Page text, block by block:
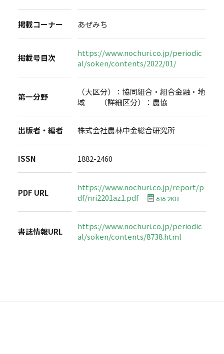
掲載コーナー あぜみち
掲載号目次
https://www.nochuri.co.jp/periodic
al/soken/contents/2022/01/
第一分野
（大区分）：協同組合・組合金融・地
域 （詳細区分）：農協
出版者・編者 株式会社農林中金総合研究所
ISSN 1882-2460
PDF URL
https://www.nochuri.co.jp/report/p
df/nri2201az1.pdf
616.2KB
書誌情報URL
https://www.nochuri.co.jp/periodic
al/soken/contents/8738.html